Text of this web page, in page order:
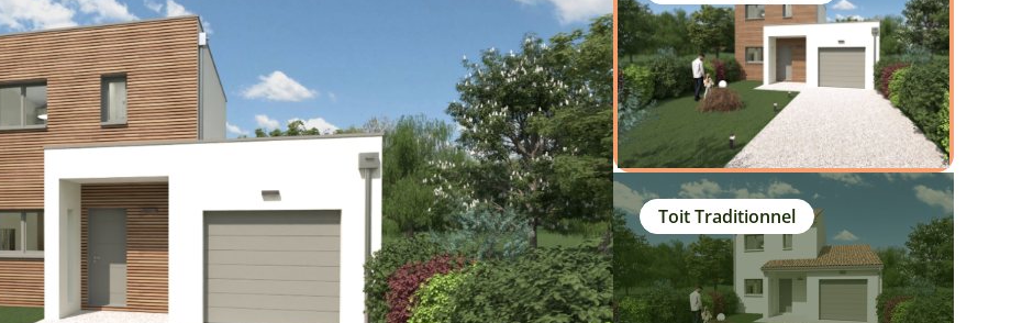
Toit Traditionnel